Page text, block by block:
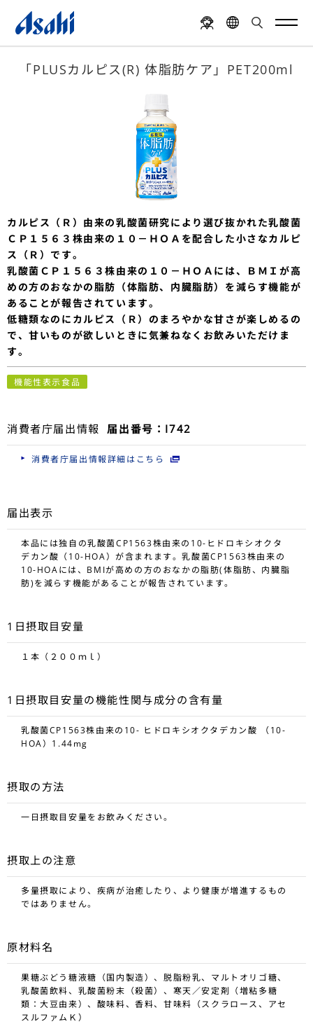
「PLUSカルピス(R) 体脂肪ケア」PET200ml
カルピス（Ｒ）由来の乳酸菌研究により選び抜かれた乳酸菌
ＣＰ１５６３株由来の１０－ＨＯＡを配合した小さなカルピ
ス（Ｒ）です。
乳酸菌ＣＰ１５６３株由来の１０－ＨＯＡには、ＢＭＩが高
めの方のおなかの脂肪（体脂肪、内臓脂肪）を減らす機能が
あることが報告されています。
低糖類なのにカルピス（Ｒ）のまろやかな甘さが楽しめるの
で、甘いものが欲しいときに気兼ねなくお飲みいただけま
す。
機能性表示食品
消費者庁届出情報 届出番号：I742
消費者庁届出情報詳細はこちら
届出表示
本品には独自の乳酸菌CP1563株由来の10-ヒドロキシオクタ
デカン酸（10-HOA）が含まれます。乳酸菌CP1563株由来の
10-HOAには、BMIが高めの方のおなかの脂肪(体脂肪、内臓脂
肪)を減らす機能があることが報告されています。
1日摂取目安量
１本（２００ｍｌ）
1日摂取目安量の機能性関与成分の含有量
乳酸菌CP1563株由来の10- ヒドロキシオクタデカン酸 （10-
HOA）1.44mg
摂取の方法
一日摂取目安量をお飲みください。
摂取上の注意
多量摂取により、疾病が治癒したり、より健康が増進するもの
ではありません。
原材料名
果糖ぶどう糖液糖（国内製造）、脱脂粉乳、マルトオリゴ糖、
乳酸菌飲料、乳酸菌粉末（殺菌）、寒天／安定剤（増粘多糖
類：大豆由来）、酸味料、香料、甘味料（スクラロース、アセ
スルファムＫ）